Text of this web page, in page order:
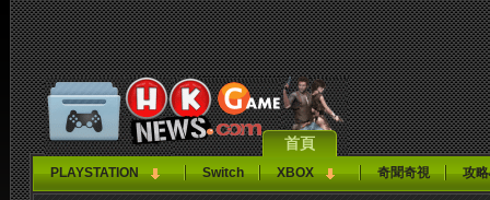
首頁
PLAYSTATION Switch XBOX 奇聞奇視 攻